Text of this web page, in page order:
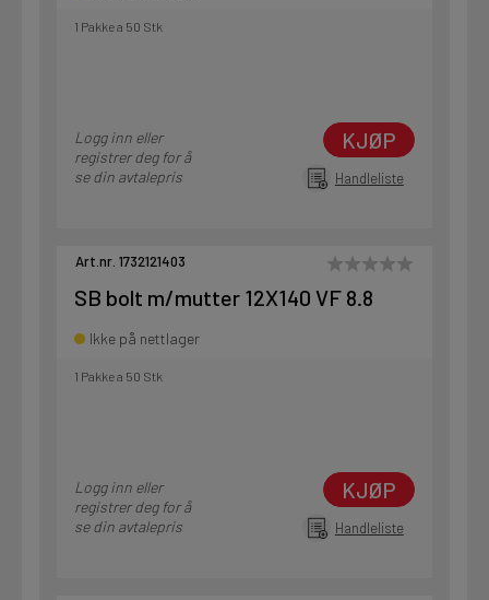
1 Pakke a 50 Stk
Logg inn eller
registrer deg for å
se din avtalepris
KJØP
Handleliste
Art.nr. 1732121403
SB bolt m/mutter 12X140 VF 8.8
Ikke på nettlager
1 Pakke a 50 Stk
Logg inn eller
registrer deg for å
se din avtalepris
KJØP
Handleliste